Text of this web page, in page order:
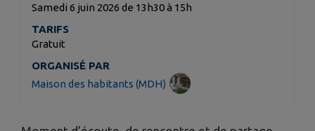
Samedi 6 juin 2026 de 13h30 à 15h
TARIFS
Gratuit
ORGANISÉ PAR
Maison des habitants (MDH)